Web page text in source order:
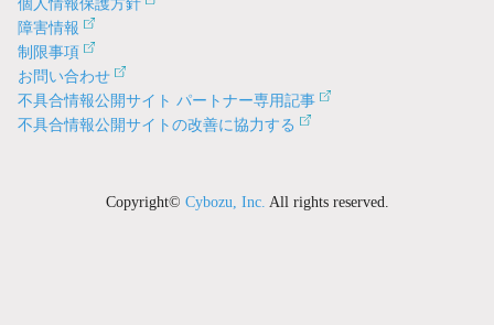
個人情報保護方針
障害情報
制限事項
お問い合わせ
不具合情報公開サイト パートナー専用記事
不具合情報公開サイトの改善に協力する
Copyright© Cybozu, Inc. All rights reserved.